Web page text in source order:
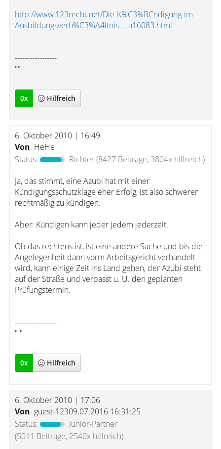
http://www.123recht.net/Die-K%C3%BCndigung-im-
Ausbildungsverh%C3%A4ltnis-__a16083.html
-----------------
""
0x Hilfreich
6. Oktober 2010 | 16:49
Von HeHe
Status:
Richter(8427 Beiträge, 3804x hilfreich)
Ja, das stimmt, eine Azubi hat mit einer
Kündigungsschutzklage eher Erfolg, ist also schwerer
rechtmäßig zu kündigen.
Aber: Kündigen kann jeder jedem jederzeit.
Ob das rechtens ist, ist eine andere Sache und bis die
Angelegenheit dann vorm Arbeitsgericht verhandelt
wird, kann einige Zeit ins Land gehen, der Azubi steht
auf der Straße und verpasst u. U. den geplanten
Prüfungstermin.
-----------------
" "
0x Hilfreich
6. Oktober 2010 | 17:06
Von guest-12309.07.2016 16:31:25
Status:
Junior-Partner
(5011 Beiträge, 2540x hilfreich)